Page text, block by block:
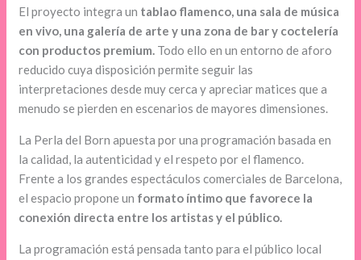
El proyecto integra un tablao flamenco, una sala de música
en vivo, una galería de arte y una zona de bar y coctelería
con productos premium. Todo ello en un entorno de aforo
reducido cuya disposición permite seguir las
interpretaciones desde muy cerca y apreciar matices que a
menudo se pierden en escenarios de mayores dimensiones.
La Perla del Born apuesta por una programación basada en
la calidad, la autenticidad y el respeto por el flamenco.
Frente a los grandes espectáculos comerciales de Barcelona,
el espacio propone un formato íntimo que favorece la
conexión directa entre los artistas y el público.
La programación está pensada tanto para el público local